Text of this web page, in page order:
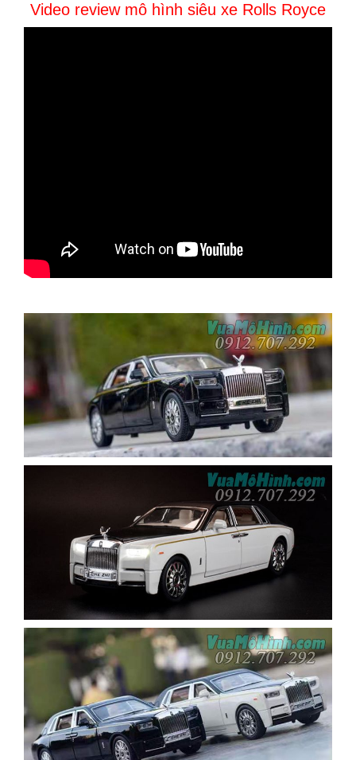
Video review mô hình siêu xe Rolls Royce